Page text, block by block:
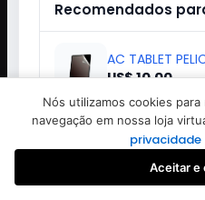
Buscar
Nós utilizamos cookies
navegação em nossa loja
privacidade
Aceitar e
US$ 10.00
RELOGIO SEMI
44MM BLACK